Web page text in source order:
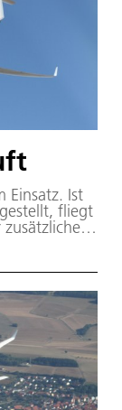
Einsatz. Ist
fliegt